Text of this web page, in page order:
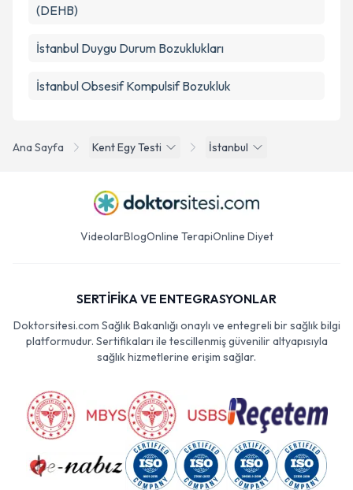
Ana Sayfa Kent Egy Testi İstanbul
(DEHB)
İstanbul Duygu Durum Bozuklukları
İstanbul Obsesif Kompulsif Bozukluk
VideolarBlogOnline TerapiOnline Diyet
SERTİFİKA VE ENTEGRASYONLAR
Doktorsitesi.com Sağlık Bakanlığı onaylı ve entegreli bir sağlık bilgi
platformudur. Sertifikaları ile tescillenmiş güvenilir altyapısıyla
sağlık hizmetlerine erişim sağlar.